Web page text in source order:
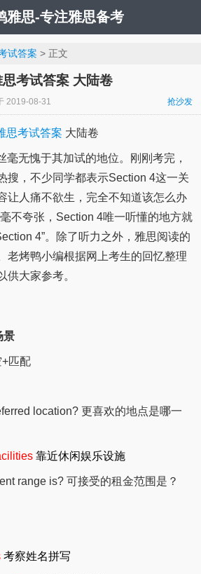
雅思-专注雅思备考
试答案 > 正文
考试答案 大陆卷
2019-08-31 抢沙发
思考试答案 大陆卷
毫无愧于其加试的地位。刚刚考完，
搜，不少同学都表示Section 4这一关
让人痛不欲生，完全不知道该怎么办
不夸张，Section 4唯一听懂的地方就
4”。除了听力之外，雅思阅读的
老烤鸭小编根据网上考生的回忆整理
供大家参考。
景
匹配
location? 更喜欢的地点是哪一
靠近休闲娱乐设施
range is? 可接受的租金范围是？
考察姓名拼写